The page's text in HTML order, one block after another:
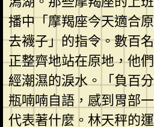
播中「摩羯座今天適合
去襪子」的指令。數百
正整齊地站在原地，他
經潮濕的淚水。「負百
瓶喃喃自語，感到胃部
代表著什麼。林天秤的